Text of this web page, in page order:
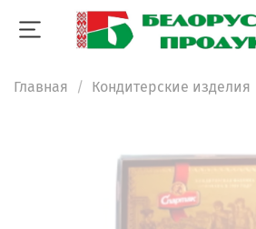
Главная Кондитерские изделия